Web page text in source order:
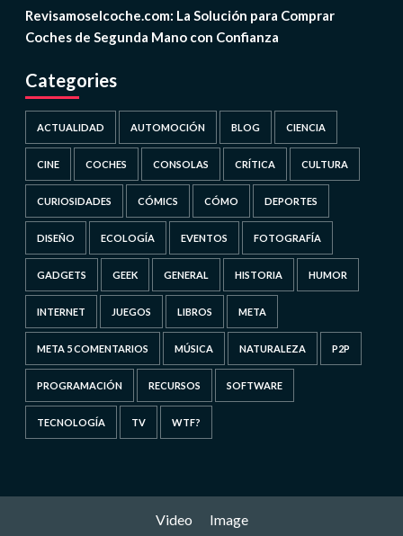
Revisamoselcoche.com: La Solución para Comprar
Coches de Segunda Mano con Confianza
Categories
ACTUALIDAD AUTOMOCIÓN BLOG CIENCIA
CINE COCHES CONSOLAS CRÍTICA CULTURA
CURIOSIDADES CÓMICS CÓMO DEPORTES
DISEÑO ECOLOGÍA EVENTOS FOTOGRAFÍA
GADGETS GEEK GENERAL HISTORIA HUMOR
INTERNET JUEGOS LIBROS META
META 5 COMENTARIOS MÚSICA NATURALEZA P2P
PROGRAMACIÓN RECURSOS SOFTWARE
TECNOLOGÍA TV WTF?
Video Image